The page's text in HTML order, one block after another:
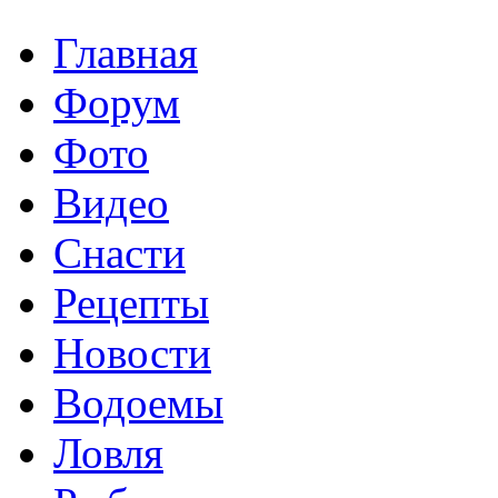
Главная
Форум
Фото
Видео
Снасти
Рецепты
Новости
Водоемы
Ловля